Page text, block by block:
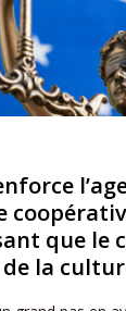
que le
la